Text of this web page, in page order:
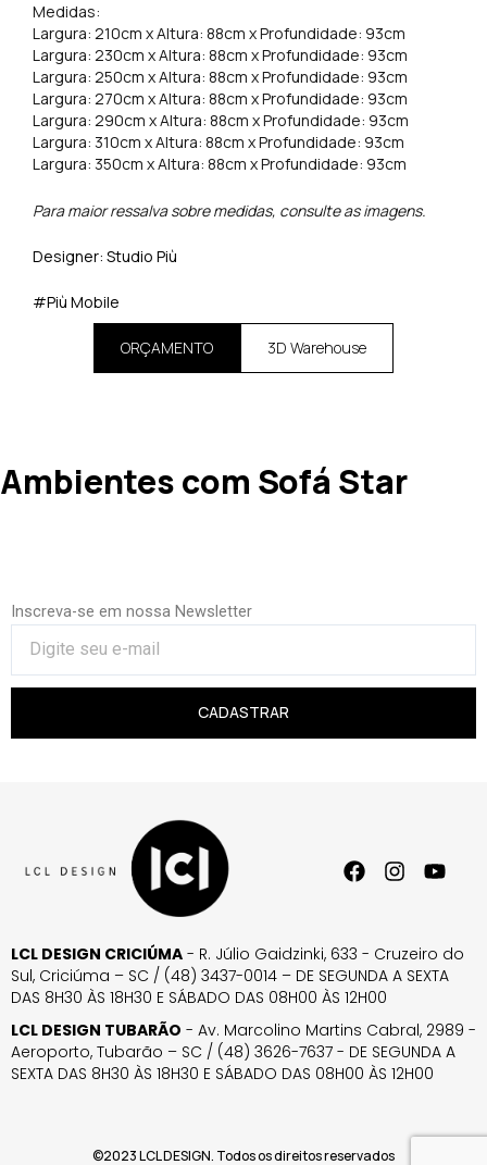
Medidas:
Largura: 210cm x Altura: 88cm x Profundidade: 93cm
Largura: 230cm x Altura: 88cm x Profundidade: 93cm
Largura: 250cm x Altura: 88cm x Profundidade: 93cm
Largura: 270cm x Altura: 88cm x Profundidade: 93cm
Largura: 290cm x Altura: 88cm x Profundidade: 93cm
Largura: 310cm x Altura: 88cm x Profundidade: 93cm
Largura: 350cm x Altura: 88cm x Profundidade: 93cm
Para maior ressalva sobre medidas, consulte as imagens.
Designer: Studio Più
#Più Mobile
ORÇAMENTO 3D Warehouse
Ambientes com Sofá Star
Inscreva-se em nossa Newsletter
CADASTRAR
LCL DESIGN CRICIÚMA - R. Júlio Gaidzinki, 633 - Cruzeiro do
Sul, Criciúma – SC / (48) 3437-0014 – DE SEGUNDA A SEXTA
DAS 8H30 ÀS 18H30 E SÁBADO DAS 08H00 ÀS 12H00
LCL DESIGN TUBARÃO - Av. Marcolino Martins Cabral, 2989 -
Aeroporto, Tubarão – SC / (48) 3626-7637 - DE SEGUNDA A
SEXTA DAS 8H30 ÀS 18H30 E SÁBADO DAS 08H00 ÀS 12H00
©2023 LCL DESIGN. Todos os direitos reservados